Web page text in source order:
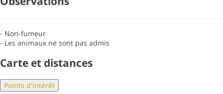
- Non-fumeur
- Les animaux ne sont pas admis
Carte et distances
Points d'intérêt